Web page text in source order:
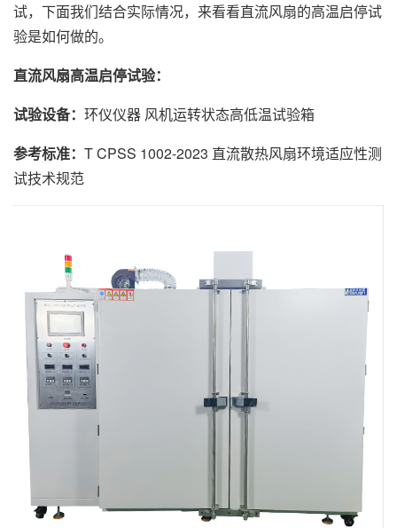
试，下面我们结合实际情况，来看看直流风扇的高温启停试
验是如何做的。
直流风扇高温启停试验：
试验设备： 环仪仪器 风机运转状态高低温试验箱
参考标准： T CPSS 1002-2023 直流散热风扇环境适应性测
试技术规范